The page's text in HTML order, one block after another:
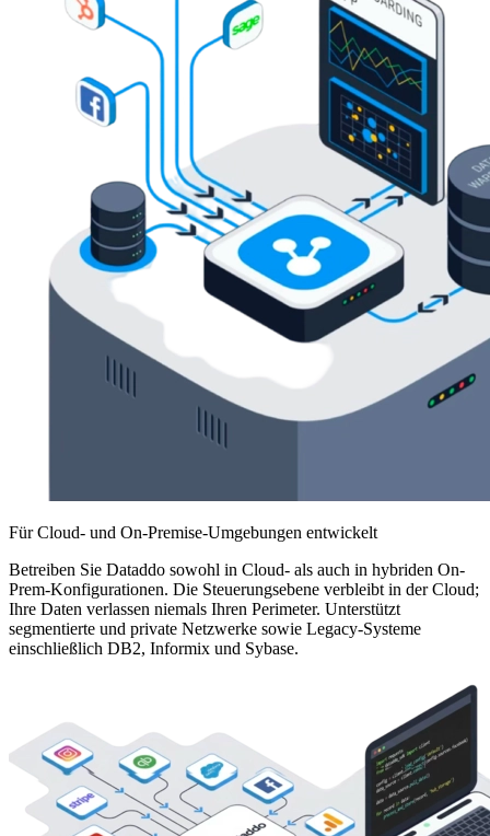
Für Cloud- und On-Premise-Umgebungen entwickelt
Betreiben Sie Dataddo sowohl in Cloud- als auch in hybriden On-
Prem-Konfigurationen. Die Steuerungsebene verbleibt in der Cloud;
Ihre Daten verlassen niemals Ihren Perimeter. Unterstützt
segmentierte und private Netzwerke sowie Legacy-Systeme
einschließlich DB2, Informix und Sybase.